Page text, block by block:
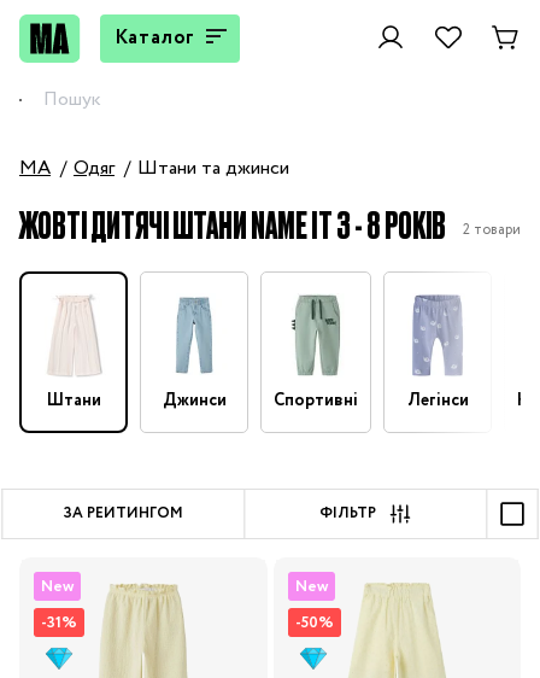
Каталог
MA Одяг Штани та джинси
ЖОВТІ ДИТЯЧІ ШТАНИ NAME IT 3 - 8 РОКІВ 2 товари
Штани Джинси Спортивні Легінси
ЗА РЕЙТИНГОМ ФІЛЬТР
New
-31%
New
-50%